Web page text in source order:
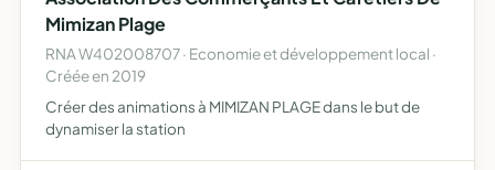
Mimizan Plage
RNA W402008707 · Economie et développement local ·
Créée en 2019
Créer des animations à MIMIZAN PLAGE dans le but de
dynamiser la station